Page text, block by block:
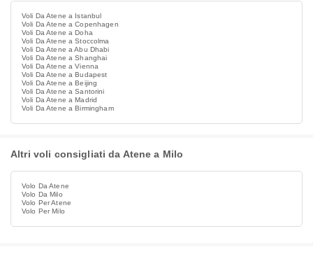
Voli Da Atene a Istanbul
Voli Da Atene a Copenhagen
Voli Da Atene a Doha
Voli Da Atene a Stoccolma
Voli Da Atene a Abu Dhabi
Voli Da Atene a Shanghai
Voli Da Atene a Vienna
Voli Da Atene a Budapest
Voli Da Atene a Beijing
Voli Da Atene a Santorini
Voli Da Atene a Madrid
Voli Da Atene a Birmingham
Altri voli consigliati da Atene a Milo
Volo Da Atene
Volo Da Milo
Volo Per Atene
Volo Per Milo